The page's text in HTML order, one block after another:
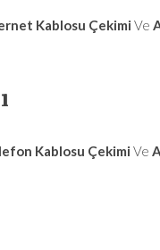
Kablosu Çekimi Ve
Kablosu Çekimi Ve